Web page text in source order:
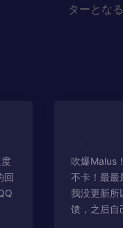
ターとな
回
吹爆Malus
不卡！最最
我没更新所
馈，之后自